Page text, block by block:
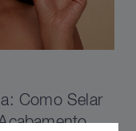
Como Selar